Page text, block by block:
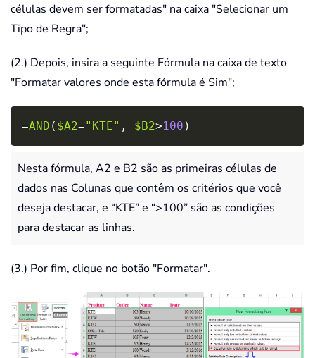
células devem ser formatadas" na caixa "Selecionar um
Tipo de Regra";
(2.) Depois, insira a seguinte Fórmula na caixa de texto
"Formatar valores onde esta fórmula é Sim";
=AND ( $A2="KTE" , $B2>100 )
Nesta fórmula, A2 e B2 são as primeiras células de
dados nas Colunas que contêm os critérios que você
deseja destacar, e “KTE” e “>100” são as condições
para destacar as linhas.
(3.) Por fim, clique no botão "Formatar".